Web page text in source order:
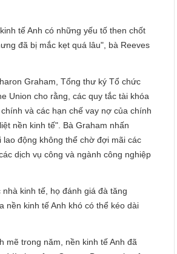
tế Anh có những yếu tố then chốt
đã bị mắc kẹt quá lâu", bà Reeves
Graham, Tổng thư ký Tổ chức
Union cho rằng, các quy tắc tài khóa
và các hạn chế vay nợ của chính
nền kinh tế". Bà Graham nhấn
lao động không thể chờ đợi mãi các
dịch vụ công và ngành công nghiệp
kinh tế, họ đánh giá đà tăng
nền kinh tế Anh khó có thể kéo dài
mẽ trong năm, nền kinh tế Anh đã